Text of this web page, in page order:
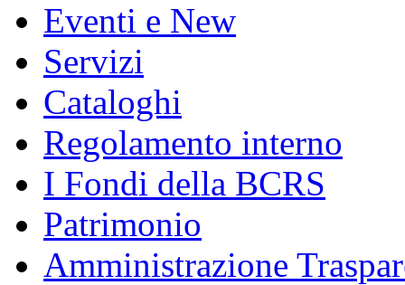
Eventi e New
Servizi
Cataloghi
Regolamento interno
I Fondi della BCRS
Patrimonio
Amministrazione